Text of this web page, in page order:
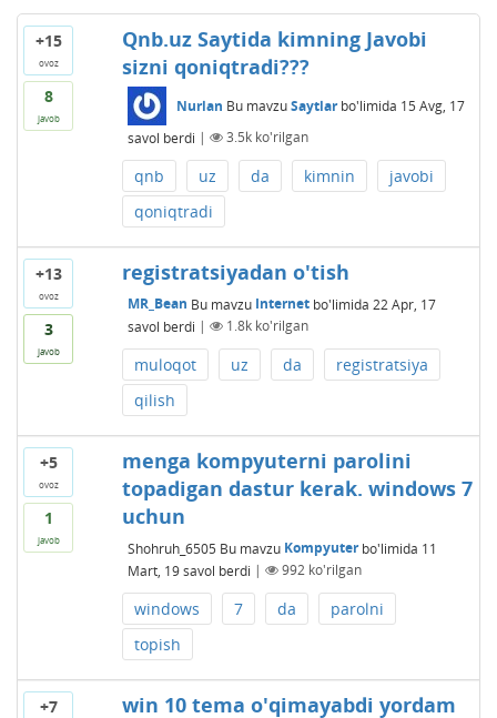
+15
ovoz
8
javob
Qnb.uz Saytida kimning Javobi
sizni qoniqtradi???
Nurlan Bu mavzuSaytlarbo'limida 15 Avg, 17
savol berdi | 3.5kko'rilgan
qnb uz da kimnin
javobi
qoniqtradi
+13
ovoz
3
javob
registratsiyadan o'tish
MR_Bean Bu mavzu Internetbo'limida 22 Apr, 17
savol berdi | 1.8kko'rilgan
muloqot uz da
registratsiya
qilish
+5
ovoz
1
javob
menga kompyuterni parolini
topadigan dastur kerak. windows 7
uchun
Shohruh_6505 Bu mavzu Kompyuterbo'limida 11
Mart, 19 savol berdi | 992ko'rilgan
windows 7 da
parolni
topish
+7
win 10 tema o'qimayabdi yordam